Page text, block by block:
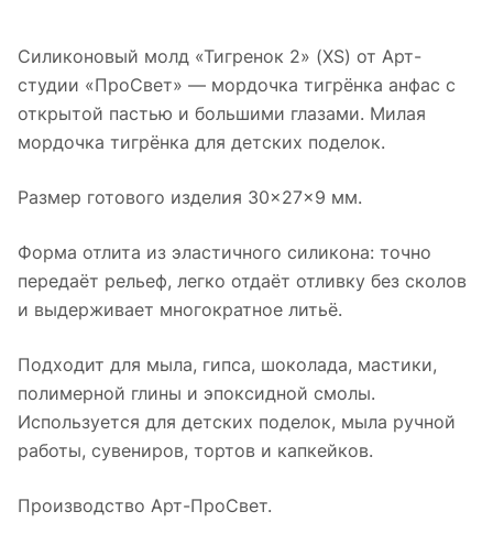
Силиконовый молд «Тигренок 2» (XS) от Арт-
студии «ПроСвет» — мордочка тигрёнка анфас с
открытой пастью и большими глазами. Милая
мордочка тигрёнка для детских поделок.
Размер готового изделия 30×27×9 мм.
Форма отлита из эластичного силикона: точно
передаёт рельеф, легко отдаёт отливку без сколов
и выдерживает многократное литьё.
Подходит для мыла, гипса, шоколада, мастики,
полимерной глины и эпоксидной смолы.
Используется для детских поделок, мыла ручной
работы, сувениров, тортов и капкейков.
Производство Арт-ПроСвет.